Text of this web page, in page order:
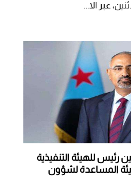
عبر الا...
رئيس للهيئة التنفيذية
المساعدة لشؤون